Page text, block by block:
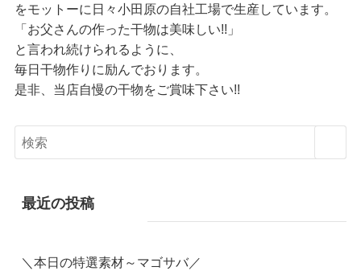
をモットーに日々小田原の自社工場で生産しています。
「お父さんの作った干物は美味しい!!」
と言われ続けられるように、
毎日干物作りに励んでおります。
是非、当店自慢の干物をご賞味下さい!!
最近の投稿
＼本日の特選素材～マゴサバ／